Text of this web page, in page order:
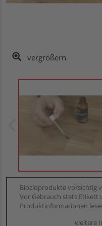
vergrößern
Biozidprodukte vorsichtig
Vor Gebrauch stets Etikett
Produktinformationen
weitere